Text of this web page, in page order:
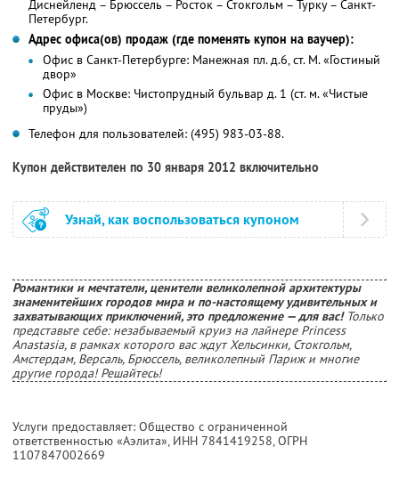
Диснейленд – Брюссель – Росток – Стокгольм – Турку – Санкт-
Петербург.
Адрес офиса(ов) продаж (где поменять купон на ваучер):
Офис в Санкт-Петербурге: Манежная пл. д.6, ст. М. «Гостиный
двор»
Офис в Москве: Чистопрудный бульвар д. 1 (ст. м. «Чистые
пруды»)
Телефон для пользователей: (495) 983-03-88.
Купон действителен по 30 января 2012 включительно
Узнай, как воспользоваться купоном
Романтики и мечтатели, ценители великолепной архитектуры
знаменитейших городов мира и по-настоящему удивительных и
захватывающих приключений, это предложение — для вас!Только
представьте себе: незабываемый круиз на лайнере Princess
Anastasia, в рамках которого вас ждут Хельсинки, Стокгольм,
Амстердам, Версаль, Брюссель, великолепный Париж и многие
другие города! Решайтесь!
Услуги предоставляет: Общество с ограниченной
ответственностью «Аэлита», ИНН 7841419258, ОГРН
1107847002669